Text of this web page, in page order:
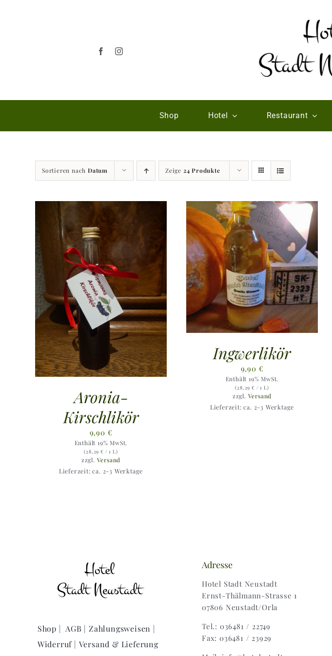
Shop Hotel Restaurant
Sortieren nach Datum Zeige 24 Produkte
Aronia-
Kirschlikör
9,90 €
Enthält 19% MwSt.
(28,29€ / 1 L)
zzgl. Versand
Lieferzeit: ca. 2-3 Werktage
Ingwerlikör
9,90 €
Enthält 19% MwSt.
(28,29€ / 1 L)
zzgl. Versand
Lieferzeit: ca. 2-3 Werktage
Shop | AGB | Zahlungsweisen |
Widerruf | Versand & Lieferung
Adresse
Hotel Stadt Neustadt
Ernst-Thälmann-Strasse 1
07806 Neustadt/Orla
Tel.: 036481 / 22749
Fax: 036481 / 23929